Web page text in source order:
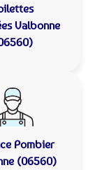
Valbonne
Pombier
(06560)